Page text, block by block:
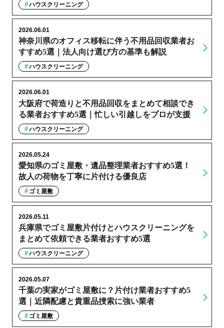
ハウスクリーニング
神奈川県のオフィス移転に伴う不用品回収業者お
すすめ5選｜法人向け選び方の基準も解説
2026.06.01
ハウスクリーニング
大阪府で荷造りと不用品回収をまとめて相談でき
る業者おすすめ5選｜忙しい引越しをプロが支援
2026.06.01
ハウスクリーニング
愛知県のゴミ屋敷・遺品整理業者おすすめ5選！
故人の荷物を丁寧に片付ける優良店
2026.05.24
ゴミ屋敷
兵庫県でゴミ屋敷片付けとハウスクリーニングを
まとめて依頼できる業者おすすめ5選
2026.05.11
ハウスクリーニング
千葉の実家がゴミ屋敷に？片付け業者おすすめ5
選｜近隣配慮と貴重品捜索に強い業者
2026.05.07
ゴミ屋敷